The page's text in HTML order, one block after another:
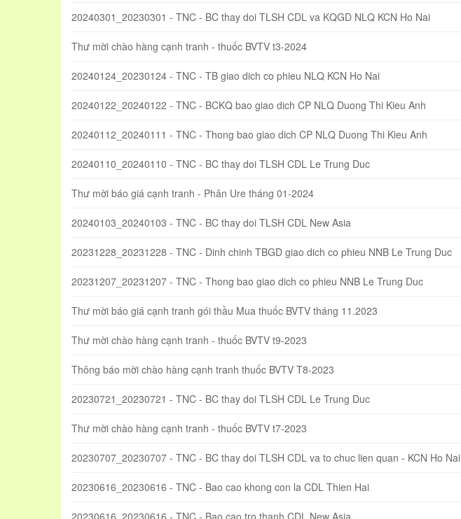
20240301_20230301 - TNC - BC thay doi TLSH CDL va KQGD NLQ KCN Ho Nai
Thư mời chào hàng cạnh tranh - thuốc BVTV t3-2024
20240124_20230124 - TNC - TB giao dich co phieu NLQ KCN Ho Nai
20240122_20240122 - TNC - BCKQ bao giao dich CP NLQ Duong Thi Kieu Anh
20240112_20240111 - TNC - Thong bao giao dich CP NLQ Duong Thi Kieu Anh
20240110_20240110 - TNC - BC thay doi TLSH CDL Le Trung Duc
Thư mời báo giá cạnh tranh - Phân Ure tháng 01-2024
20240103_20240103 - TNC - BC thay doi TLSH CDL New Asia
20231228_20231228 - TNC - Dinh chinh TBGD giao dich co phieu NNB Le Trung Duc
20231207_20231207 - TNC - Thong bao giao dich co phieu NNB Le Trung Duc
Thư mời báo giá cạnh tranh gói thầu Mua thuốc BVTV tháng 11.2023
Thư mời chào hàng cạnh tranh - thuốc BVTV t9-2023
Thông báo mời chào hàng cạnh tranh thuốc BVTV T8-2023
20230721_20230721 - TNC - BC thay doi TLSH CDL Le Trung Duc
Thư mời chào hàng cạnh tranh - thuốc BVTV t7-2023
20230707_20230707 - TNC - BC thay doi TLSH CDL va to chuc lien quan - KCN Ho Nai
20230616_20230616 - TNC - Bao cao khong con la CDL Thien Hai